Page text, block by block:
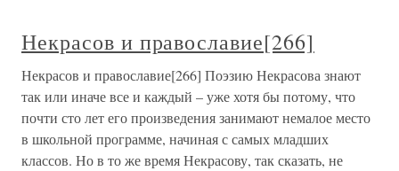
Некрасов и православие[266]
Некрасов и православие[266] Поэзию Некрасова знают
так или иначе все и каждый – уже хотя бы потому, что
почти сто лет его произведения занимают немалое место
в школьной программе, начиная с самых младших
классов. Но в то же время Некрасову, так сказать, не